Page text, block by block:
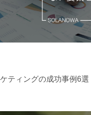
ティングの成功事例6